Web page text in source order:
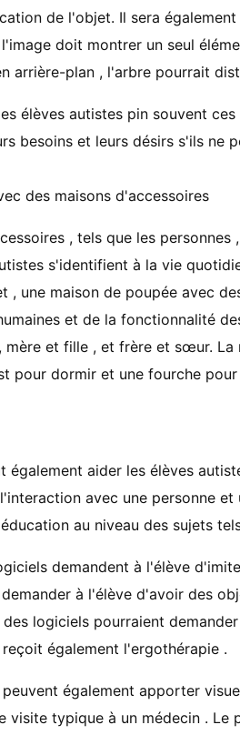
de l'objet. Il sera
doit montrer un seul
arrière-plan , l'arbre pourrait
élèves autistes pin souvent
besoins et leurs désirs s'ils ne
des maisons d'accessoires
, tels que les
s'identifient à la vie
, une maison de poupée avec
et de la fonctionnalité
et fille , et frère et sœur.
pour dormir et une fourche pour
également aider les élèves
avec une personne
au niveau des sujets
demandent à l'élève
à l'élève d'avoir des
logiciels pourraient
également l'ergothérapie .
également apporter
visite typique à un médecin . Le